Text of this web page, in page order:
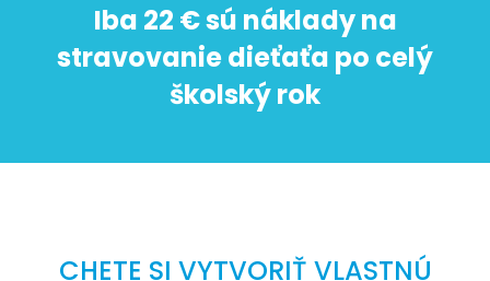
Iba 22 € sú náklady na
stravovanie dieťaťa po celý
školský rok
CHETE SI VYTVORIŤ VLASTNÚ